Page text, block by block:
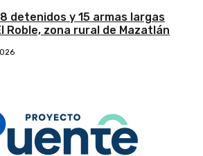
detenidos y 15 armas largas
Roble, zona rural de Mazatlán